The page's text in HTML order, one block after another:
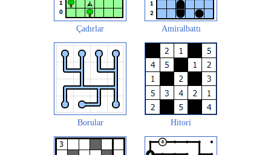
Çadırlar Amiralbattı
Borular Hitori